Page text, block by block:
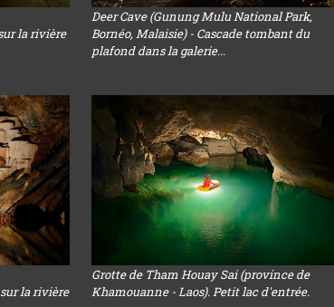
la rivière
Deer Cave (Gunung Mulu National Park,
Bornéo, Malaisie) - Cascade tombant du
plafond dans la galerie...
la rivière
Grotte de Tham Houay Sai (province de
Khamouanne - Laos). Petit lac d'entrée.